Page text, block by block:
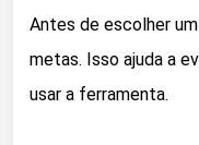
Antes de escolher
metas. Isso ajuda a
usar a ferramenta.